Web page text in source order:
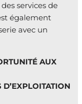
services de
également
avec un
AUX